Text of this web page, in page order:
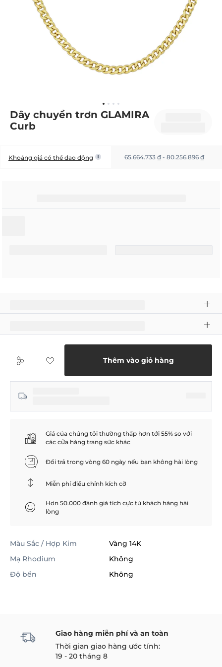
Dây chuyền trơn GLAMIRA
Curb
Khoảng giá có thể dao động 65.664.733 ₫ - 80.256.896 ₫
Thêm vào giỏ hàng
Giá của chúng tôi thường thấp hơn tới 55% so với
các cửa hàng trang sức khác
Đổi trả trong vòng 60 ngày nếu bạn không hài lòng
Miễn phí điều chỉnh kích cỡ
Hơn 50.000 đánh giá tích cực từ khách hàng hài
lòng
Màu Sắc / Hợp Kim
Vàng 14K
Mạ Rhodium
Không
Độ bền
Không
Giao hàng miễn phí và an toàn
Thời gian giao hàng ước tính:
19 - 20 tháng 8